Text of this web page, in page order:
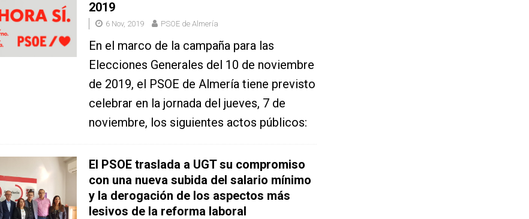
2019
6 Nov, 2019 PSOE de Almería
En el marco de la campaña para las
Elecciones Generales del 10 de noviembre
de 2019, el PSOE de Almería tiene previsto
celebrar en la jornada del jueves, 7 de
noviembre, los siguientes actos públicos:
El PSOE traslada a UGT su compromiso
con una nueva subida del salario mínimo
y la derogación de los aspectos más
lesivos de la reforma laboral